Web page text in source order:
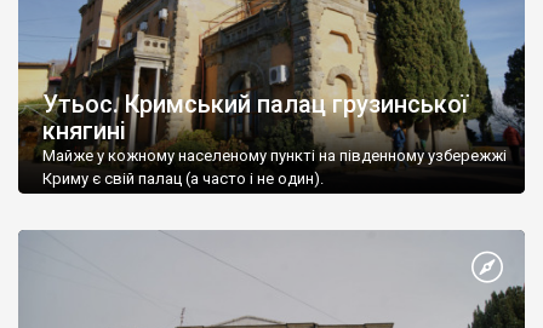
Утьос. Кримський палац грузинської
княгині
Майже у кожному населеному пункті на південному узбережжі
Криму є свій палац (а часто і не один).